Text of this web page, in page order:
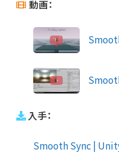
動画：
入手：
Smooth Sync |